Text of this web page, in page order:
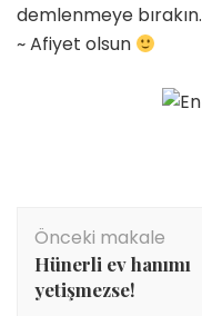
demlenmeye bırakın.
~ Afiyet olsun
Yazı
dolaşımı
Önceki makale
Hünerli ev hanımı
yetişmezse!